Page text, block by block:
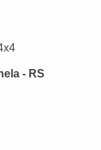
- RS